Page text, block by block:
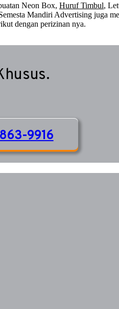
Neon Box, Huruf Timbul,
Mandiri Advertising juga
dengan perizinan nya.
9916